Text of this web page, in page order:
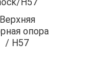
Верхняя
опора
/ H57